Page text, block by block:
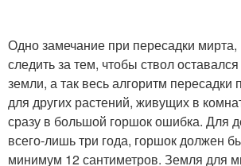
Одно замечание при пересадки
следить за тем, чтобы ствол
земли, а так весь алгоритм пересадки
для других растений, живущих в
сразу в большой горшок ошибка. Для
всего-лишь три года, горшок должен
минимум 12 сантиметров. Земля для